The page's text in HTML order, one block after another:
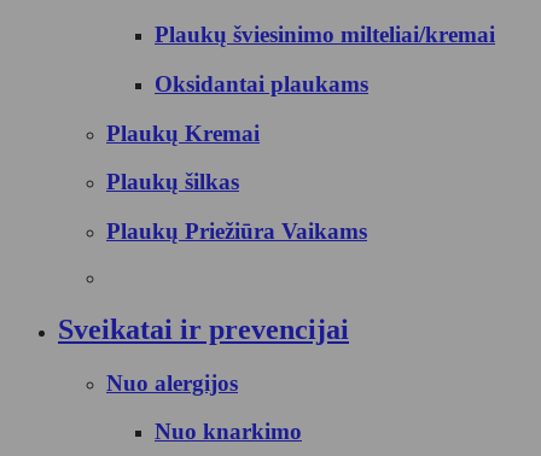
Plaukų šviesinimo milteliai/kremai
Oksidantai plaukams
Plaukų Kremai
Plaukų šilkas
Plaukų Priežiūra Vaikams
Sveikatai ir prevencijai
Nuo alergijos
Nuo knarkimo